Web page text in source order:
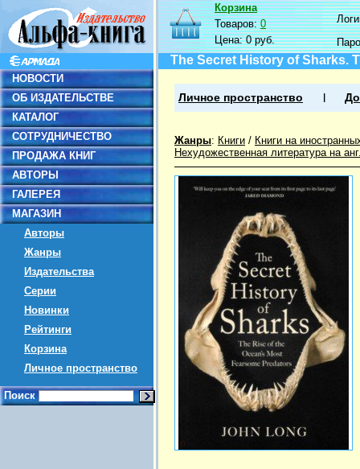
НОВОСТИ
ОБ ИЗДАТЕЛЬСТВЕ
КАТАЛОГ
СОТРУДНИЧЕСТВО
ПРОДАЖА КНИГ
АВТОРЫ
ГАЛЕРЕЯ
МАГАЗИН
Авторы
Жанры
Издательства
Серии
Новинки
Рейтинги
Корзина
Личное пространство
Поиск
Корзина
Товаров:0
Цена:0 руб.
The Secret History of Sharks.
Личное пространство
Жанры: Книги / Книги на
Нехудожественная литература на